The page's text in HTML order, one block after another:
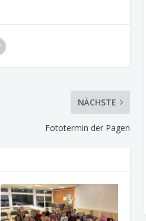
NÄCHSTE
Fototermin der Pagen